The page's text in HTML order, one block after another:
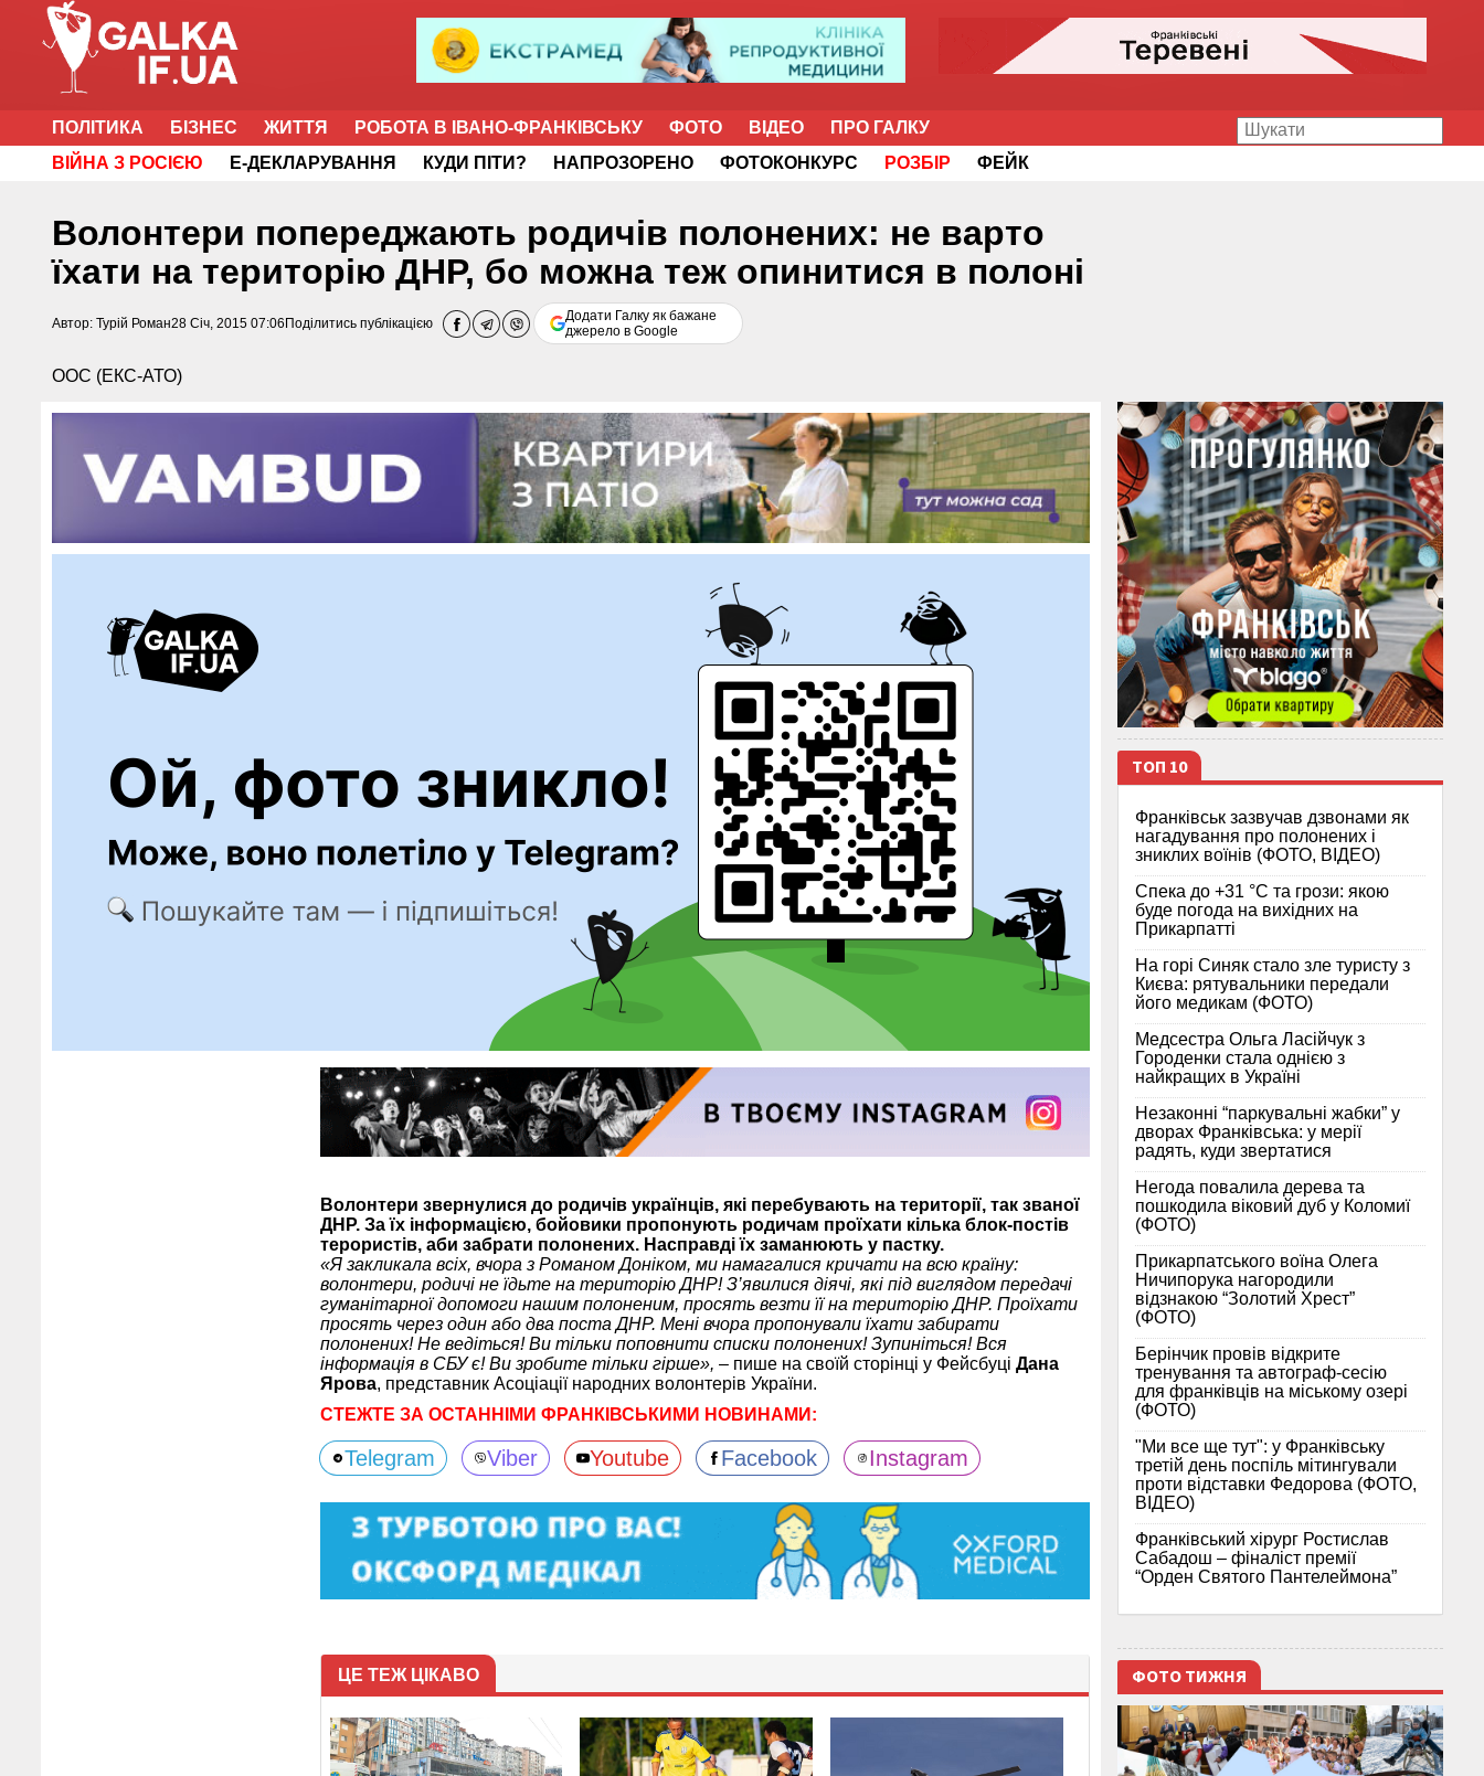
ПОЛІТИКА БІЗНЕС ЖИТТЯ РОБОТА В ІВАНО-ФРАНКІВСЬКУ ФОТО ВІДЕО
ПРО ГАЛКУ
ВІЙНА З РОСІЄЮ
Е-ДЕКЛАРУВАННЯ КУДИ ПІТИ? НАПРОЗОРЕНО ФОТОКОНКУРС РОЗБІР ФЕЙК
Волонтери попереджають родичів полонених: не варто
їхати на територію ДНР, бо можна теж опинитися в полоні
Автор: Турій Роман28 Січ, 2015 07:06 Поділитись публікацією
Додати Галку як бажане
джерело в Google
ООС (ЕКС-АТО)
Волонтери звернулися до родичів українців, які перебувають на території, так званої
ДНР. За їх інформацією, бойовики пропонують родичам проїхати кілька блок-постів
терористів, аби забрати полонених. Насправді їх заманюють у пастку.
«Я закликала всіх, вчора з Романом Доніком, ми намагалися кричати на всю країну:
волонтери, родичі не їдьте на територію ДНР! З’явилися діячі, які під виглядом передачі
гуманітарної допомоги нашим полоненим, просять везти її на територію ДНР. Проїхати
просять через один або два поста ДНР. Мені вчора пропонували їхати забирати
полонених! Не ведіться! Ви тільки поповнити списки полонених! Зупиніться! Вся
інформація в СБУ є! Ви зробите тільки гірше», – пише на своїй сторінці у Фейсбуці Дана
Ярова, представник Асоціації народних волонтерів України.
СТЕЖТЕ ЗА ОСТАННІМИ ФРАНКІВСЬКИМИ НОВИНАМИ:
Telegram Viber Youtube Facebook Instagram
ЦЕ ТЕЖ ЦІКАВО
ТОП 10
Франківськ зазвучав дзвонами як
нагадування про полонених і
зниклих воїнів (ФОТО, ВІДЕО)
Спека до +31 °C та грози: якою
буде погода на вихідних на
Прикарпатті
На горі Синяк стало зле туристу з
Києва: рятувальники передали
його медикам (ФОТО)
Медсестра Ольга Ласійчук з
Городенки стала однією з
найкращих в Україні
Незаконні “паркувальні жабки” у
дворах Франківська: у мерії
радять, куди звертатися
Негода повалила дерева та
пошкодила віковий дуб у Коломиї
(ФОТО)
Прикарпатського воїна Олега
Ничипорука нагородили
відзнакою “Золотий Хрест”
(ФОТО)
Берінчик провів відкрите
тренування та автограф-сесію
для франківців на міському озері
(ФОТО)
"Ми все ще тут": у Франківську
третій день поспіль мітингували
проти відставки Федорова (ФОТО,
ВІДЕО)
Франківський хірург Ростислав
Сабадош – фіналіст премії
“Орден Святого Пантелеймона”
ФОТО ТИЖНЯ